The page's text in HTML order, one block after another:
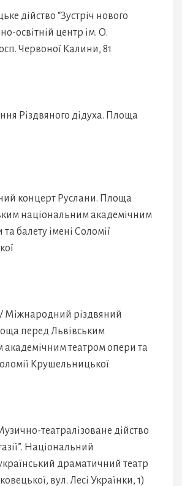
дійство “Зустріч нового
освітній центр ім. О.
Червоної Калини, 81
Різдвяного дідуха. Площа
концерт Руслани. Площа
національним академічним
балету імені Соломії
Міжнародний pіздвяний
перед Львівським
академічним театром опери та
Крушельницької
театралізоване дійство
Національний
драматичний театр
вул. Лесі Українки, 1)